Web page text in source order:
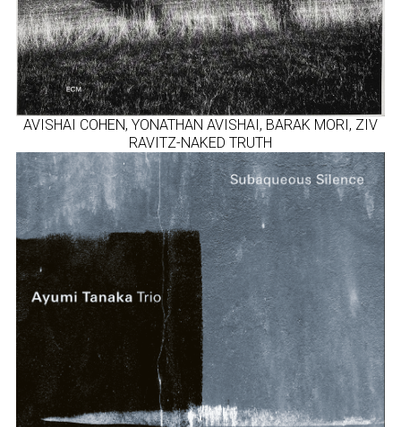
AVISHAI COHEN, YONATHAN AVISHAI, BARAK MORI, ZIV
RAVITZ-NAKED TRUTH